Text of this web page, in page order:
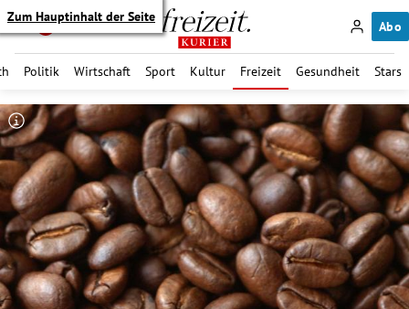
Zum Hauptinhalt der Seite
Abo
Politik Wirtschaft Sport Kultur Freizeit Gesundheit Stars